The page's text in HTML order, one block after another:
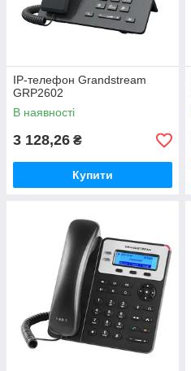
IP-телефон Grandstream
GRP2602
В наявності
3 128,26 ₴
Купити